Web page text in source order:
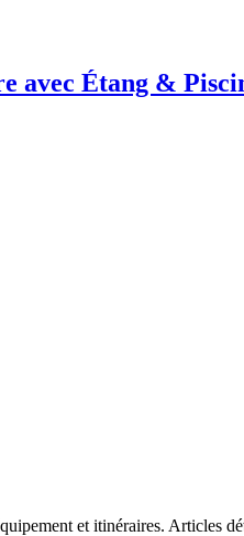
Étang &
et itinéraires. Articles